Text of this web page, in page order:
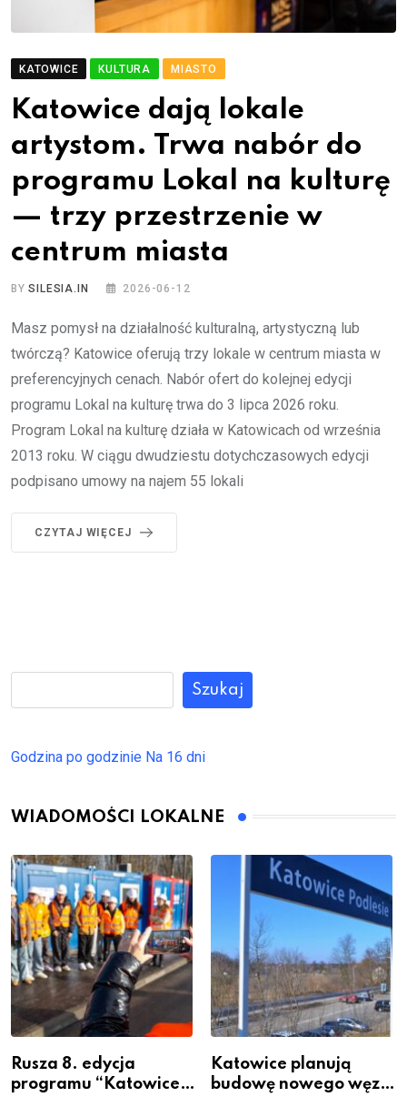
KATOWICE KULTURA MIASTO
Katowice dają lokale
artystom. Trwa nabór do
programu Lokal na kulturę
— trzy przestrzenie w
centrum miasta
BYSILESIA.IN 2026-06-12
Masz pomysł na działalność kulturalną, artystyczną lub
twórczą? Katowice oferują trzy lokale w centrum miasta w
preferencyjnych cenach. Nabór ofert do kolejnej edycji
programu Lokal na kulturę trwa do 3 lipca 2026 roku.
Program Lokal na kulturę działa w Katowicach od września
2013 roku. W ciągu dwudziestu dotychczasowych edycji
podpisano umowy na najem 55 lokali
CZYTAJ WIĘCEJ
Szukaj
Godzina po godzinie Na 16 dni
WIADOMOŚCI LOKALNE
Rusza 8. edycja
programu “Katowice
Katowice planują
budowę nowego węzła